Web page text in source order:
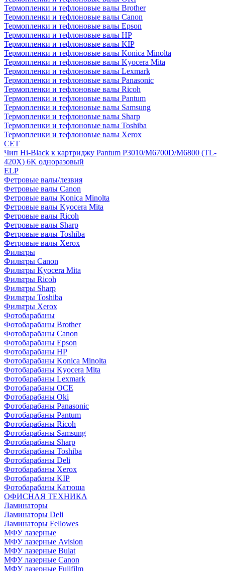
Термопленки и тефлоновые валы Brother
Термопленки и тефлоновые валы Canon
Термопленки и тефлоновые валы Epson
Термопленки и тефлоновые валы HP
Термопленки и тефлоновые валы KIP
Термопленки и тефлоновые валы Konica Minolta
Термопленки и тефлоновые валы Kyocera Mita
Термопленки и тефлоновые валы Lexmark
Термопленки и тефлоновые валы Panasonic
Термопленки и тефлоновые валы Ricoh
Термопленки и тефлоновые валы Pantum
Термопленки и тефлоновые валы Samsung
Термопленки и тефлоновые валы Sharp
Термопленки и тефлоновые валы Toshiba
Термопленки и тефлоновые валы Xerox
CET
Чип Hi-Black к картриджу Pantum P3010/M6700D/M6800 (TL-
420X) 6K одноразовый
ELP
Фетровые валы/лезвия
Фетровые валы Canon
Фетровые валы Konica Minolta
Фетровые валы Kyocera Mita
Фетровые валы Ricoh
Фетровые валы Sharp
Фетровые валы Toshiba
Фетровые валы Xerox
Фильтры
Фильтры Canon
Фильтры Kyocera Mita
Фильтры Ricoh
Фильтры Sharp
Фильтры Toshiba
Фильтры Xerox
Фотобарабаны
Фотобарабаны Brother
Фотобарабаны Canon
Фотобарабаны Epson
Фотобарабаны HP
Фотобарабаны Konica Minolta
Фотобарабаны Kyocera Mita
Фотобарабаны Lexmark
Фотобарабаны OCE
Фотобарабаны Oki
Фотобарабаны Panasonic
Фотобарабаны Pantum
Фотобарабаны Ricoh
Фотобарабаны Samsung
Фотобарабаны Sharp
Фотобарабаны Toshiba
Фотобарабаны Deli
Фотобарабаны Xerox
Фотобарабаны KIP
Фотобарабаны Катюша
ОФИСНАЯ ТЕХНИКА
Ламинаторы
Ламинаторы Deli
Ламинаторы Fellowes
МФУ лазерные
МФУ лазерные Avision
МФУ лазерные Bulat
МФУ лазерные Canon
МФУ лазерные Fujifilm